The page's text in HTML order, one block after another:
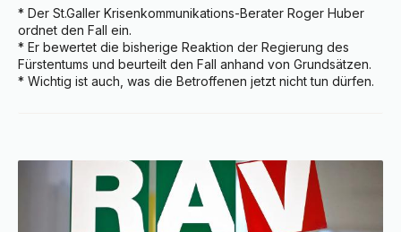
* Der St.Galler Krisenkommunikations-Berater Roger Huber
ordnet den Fall ein.
* Er bewertet die bisherige Reaktion der Regierung des
Fürstentums und beurteilt den Fall anhand von Grundsätzen.
* Wichtig ist auch, was die Betroffenen jetzt nicht tun dürfen.